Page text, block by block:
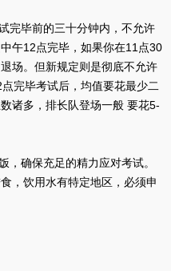
完毕前的三十分钟内，不允许
午12点完毕，如果你在11点30
场。但新规定则是彻底不允许
完毕考试后，均值要花最少二
诸多，排长队登场一般 要花5-
确保充足的精力应对考试。
，饮用水有特定地区，必须申